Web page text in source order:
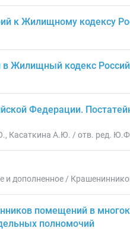
к Жилищному кодексу
Жилищный кодекс
Федерации.
Касаткина А.Ю. / отв. ред.
и дополненное /
помещений в
полномочий